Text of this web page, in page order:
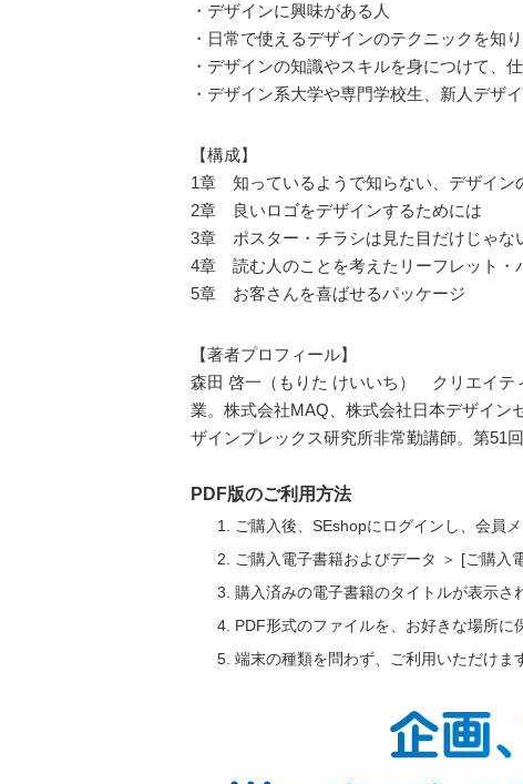
・デザインに興味がある人
・日常で使えるデザインのテクニックを知
・デザインの知識やスキルを身につけて、
・デザイン系大学や専門学校生、新人デザ
【構成】
1章 知っているようで知らない、デザイン
2章 良いロゴをデザインするためには
3章 ポスター・チラシは見た目だけじゃな
4章 読む人のことを考えたリーフレット・
5章 お客さんを喜ばせるパッケージ
【著者プロフィール】
森田 啓一（もりた けいいち） クリエイテ
業。株式会社MAQ、株式会社日本デザイン
ザインプレックス研究所非常勤講師。第51
PDF版のご利用方法
ご購入後、SEshopにログインし、会員メ
ご購入電子書籍およびデータ ＞ [ご購入
購入済みの電子書籍のタイトルが表示さ
PDF形式のファイルを、お好きな場所に
端末の種類を問わず、ご利用いただけま